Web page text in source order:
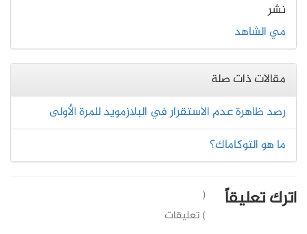
نشر
مي الشاهد
مقالات ذات صلة
رصد ظاهرة عدم الاستقرار في البلازمويد للمرة الأولى
ما هو التوكاماك؟
اترك تعليقاً
(
) تعليقات